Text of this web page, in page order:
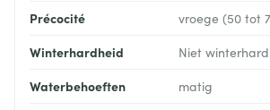
Précocité vroege (50 tot
Winterhardheid Niet winterhard
Waterbehoeften matig